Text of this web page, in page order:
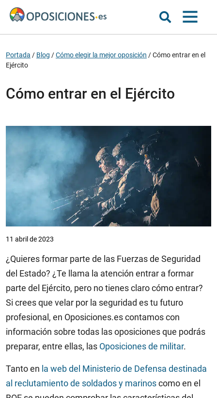
Portada / Blog /Cómo elegir la mejor oposición /Cómo entrar en el
Ejército
Cómo entrar en el Ejército
11 abril de 2023
¿Quieres formar parte de las Fuerzas de Seguridad
del Estado? ¿Te llama la atención entrar a formar
parte del Ejército, pero no tienes claro cómo entrar?
Si crees que velar por la seguridad es tu futuro
profesional, en Oposiciones.es contamos con
información sobre todas las oposiciones que podrás
preparar, entre ellas, las Oposiciones de militar.
Tanto en la web del Ministerio de Defensa destinada
al reclutamiento de soldados y marinoscomo en el